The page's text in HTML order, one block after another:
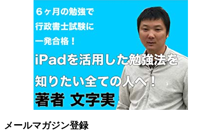
メールマガジン登録